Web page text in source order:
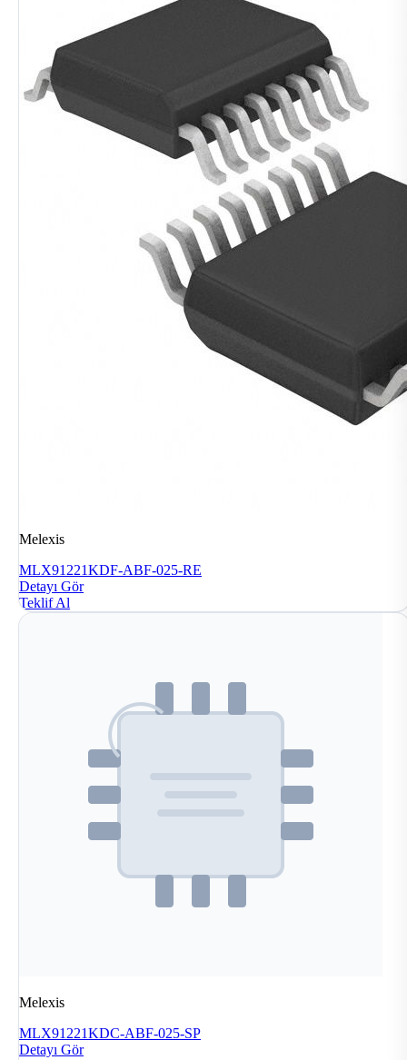
Melexis
MLX91221KDF-ABF-025-RE
Detayı Gör
Teklif Al
Melexis
MLX91221KDC-ABF-025-SP
Detayı Gör